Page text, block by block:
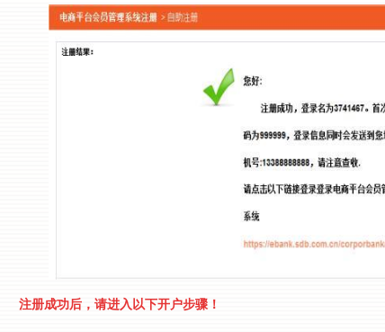
注册成功后，请进入以下开户步骤！